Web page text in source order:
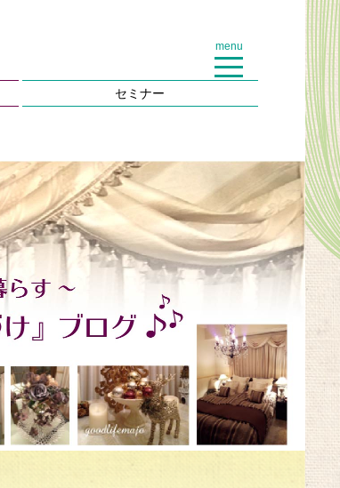
セミナー
menu